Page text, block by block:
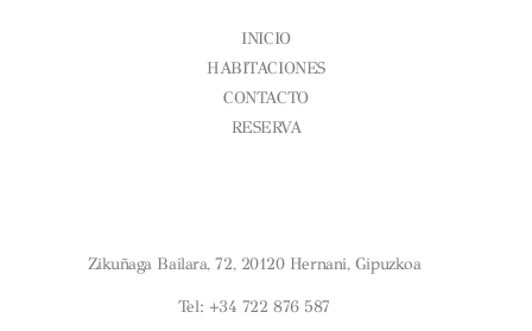
INICIO
HABITACIONES
CONTACTO
RESERVA
Zikuñaga Bailara, 72, 20120 Hernani, Gipuzkoa
Tel: +34 722 876 587